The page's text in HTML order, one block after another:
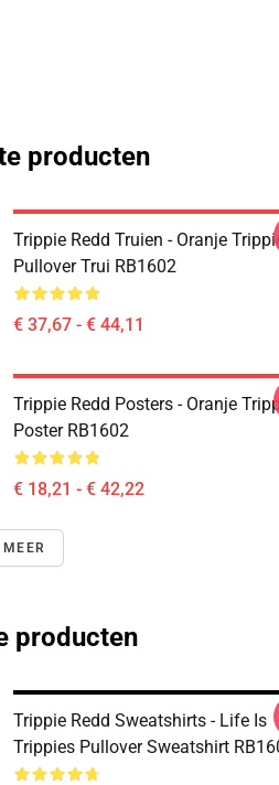
producten
Trippie Redd Truien - Oranje
Pullover Trui RB1602
€ 37,67 - € 44,11
Trippie Redd Posters - Oranje
Poster RB1602
€ 18,21 - € 42,22
producten
Trippie Redd Sweatshirts - Life Is
Trippies Pullover Sweatshirt